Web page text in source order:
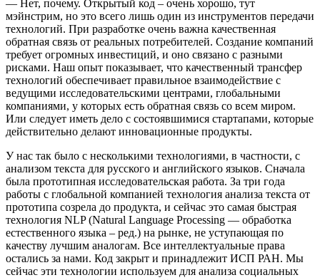
— Нет, почему. Открытый код – очень хорошо, тут
мэйнстрим, но это всего лишь один из инструментов передачи
технологий. При разработке очень важна качественная
обратная связь от реальных потребителей. Создание компаний
требует огромных инвестиций, и оно связано с разными
рисками. Наш опыт показывает, что качественный трансфер
технологий обеспечивает правильное взаимодействие с
ведущими исследовательскими центрами, глобальными
компаниями, у которых есть обратная связь со всем миром.
Или следует иметь дело с состоявшимися стартапами, которые
действительно делают инновационные продукты.
У нас так было с несколькими технологиями, в частности, с
анализом текста для русского и английского языков. Сначала
была прототипная исследовательская работа. За три года
работы с глобальной компанией технология анализа текста от
прототипа созрела до продукта, и сейчас это самая быстрая
технология NLP (Natural Language Processing — обработка
естественного языка – ред.) на рынке, не уступающая по
качеству лучшим аналогам. Все интеллектуальные права
остались за нами. Код закрыт и принадлежит ИСП РАН. Мы
сейчас эти технологии используем для анализа социальных